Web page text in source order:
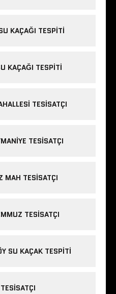
KAÇAĞI TESPITI
KAÇAĞI TESPITI
TESISATÇI
TESISATÇI
MAH TESISATÇI
TESISATÇI
SU KAÇAK TESPITI